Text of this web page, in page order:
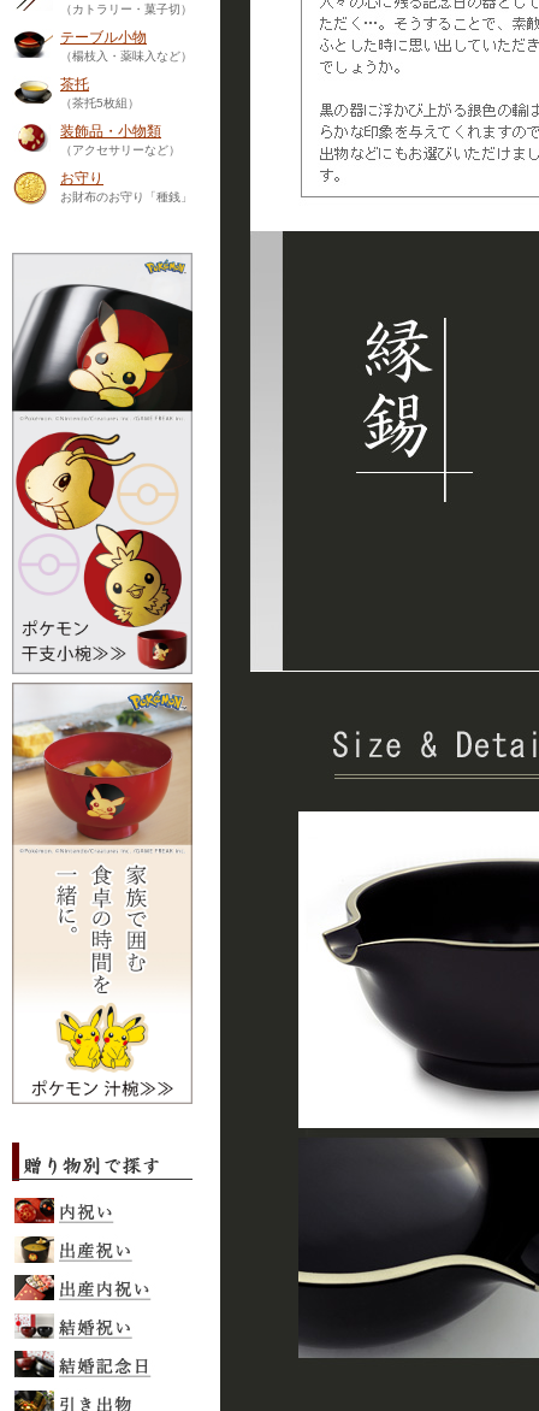
（カトラリー・菓子切）
テーブル小物
（楊枝入・薬味入など）
茶托
（茶托5枚組）
装飾品・小物類
（アクセサリーなど）
お守り
お財布のお守り「種銭」